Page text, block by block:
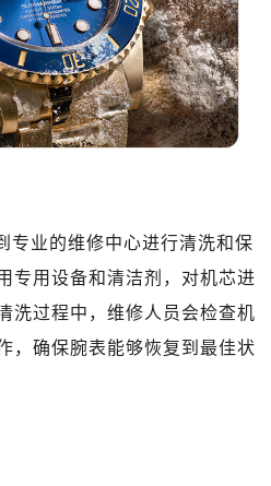
专业的维修中心进行清洗和保
专用设备和清洁剂，对机芯进
洗过程中，维修人员会检查机
，确保腕表能够恢复到最佳状